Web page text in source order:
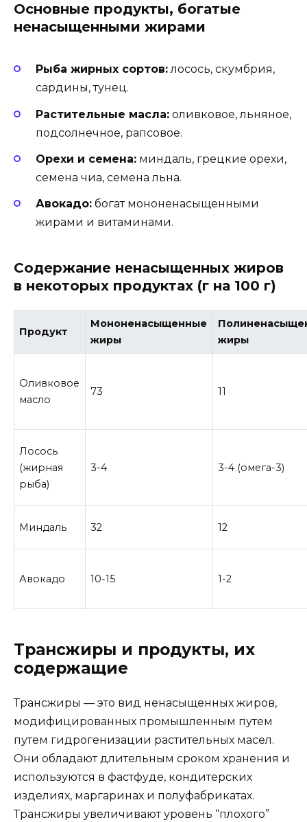
Основные продукты, богатые
ненасыщенными жирами
Рыба жирных сортов:лосось, скумбрия,
сардины, тунец.
Растительные масла: оливковое, льняное,
подсолнечное, рапсовое.
Орехи и семена: миндаль, грецкие орехи,
семена чиа, семена льна.
Авокадо: богат мононенасыщенными
жирами и витаминами.
Содержание ненасыщенных жиров
в некоторых продуктах (г на 100 г)
Продукт
Мононенасыщенные
жиры
жиры
Оливковое
масло
73 11
Лосось
(жирная
рыба)
3-4 3-4 (омега-3)
Миндаль 32 12
Авокадо 10-15 1-2
Трансжиры и продукты, их
содержащие
Трансжиры — это вид ненасыщенных жиров,
модифицированных промышленным путем
путем гидрогенизации растительных масел.
Они обладают длительным сроком хранения и
используются в фастфуде, кондитерских
изделиях, маргаринах и полуфабрикатах.
Трансжиры увеличивают уровень “плохого”